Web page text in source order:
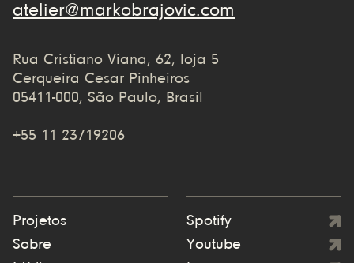
atelier@markobrajovic.com
Rua Cristiano Viana, 62, loja 5
Cerqueira Cesar Pinheiros
05411-000, São Paulo, Brasil
+55 11 23719206
Projetos
Sobre
Spotify
Youtube